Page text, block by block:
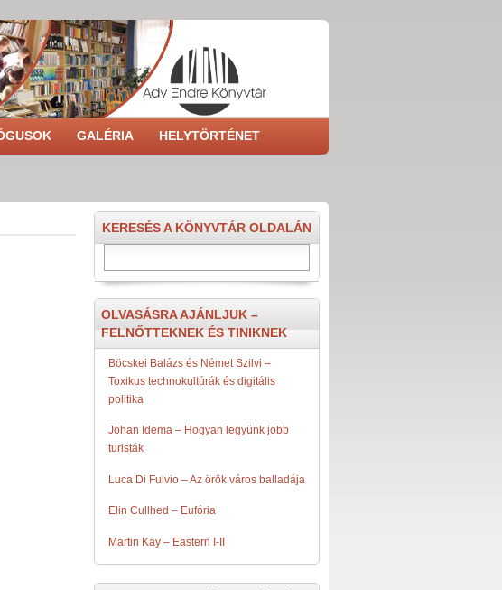
GALÉRIA HELYTÖRTÉNET
KERESÉS A KÖNYVTÁR OLDALÁN
OLVASÁSRA AJÁNLJUK –
FELNŐTTEKNEK ÉS TINIKNEK
Böcskei Balázs és Német Szilvi –
Toxikus technokultúrák és digitális
politika
Johan Idema – Hogyan legyünk jobb
turisták
Luca Di Fulvio – Az örök város balladája
Elin Cullhed – Eufória
Martin Kay – Eastern I-II